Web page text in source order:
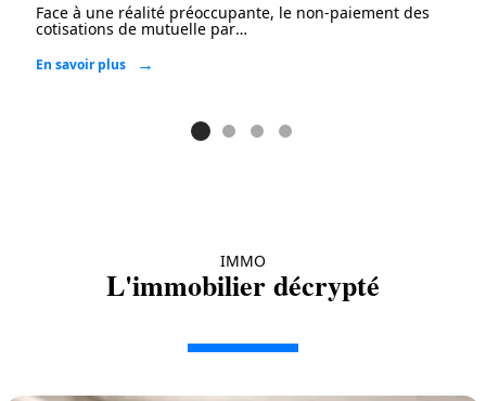
Face à une réalité préoccupante, le non-paiement des
cotisations de mutuelle par…
En savoir plus
IMMO
L'immobilier décrypté